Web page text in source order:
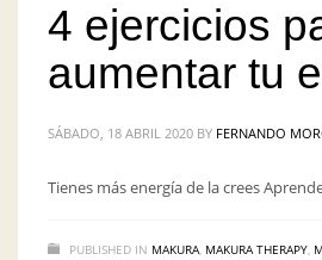
4 ejercicios
aumentar tu
SÁBADO, 18 ABRIL 2020 BY FERNANDO
Tienes más energía de la crees
PUBLISHED IN MAKURA, MAKURA THERAPY,